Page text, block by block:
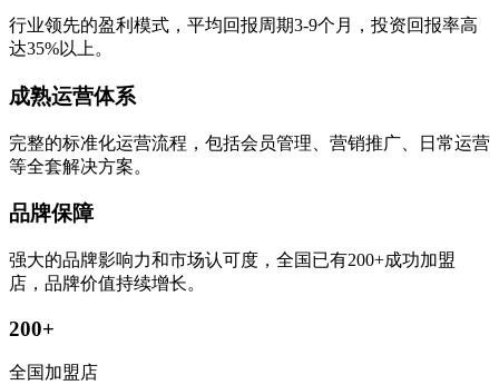
行业领先的盈利模式，平均回报周期3-9个月，投资回报率高
达35%以上。
成熟运营体系
完整的标准化运营流程，包括会员管理、营销推广、日常运营
等全套解决方案。
品牌保障
强大的品牌影响力和市场认可度，全国已有200+成功加盟
店，品牌价值持续增长。
200+
全国加盟店